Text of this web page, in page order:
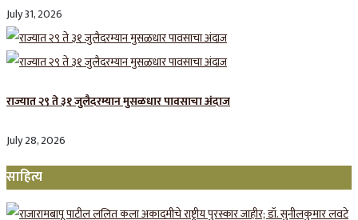
July 31, 2026
राज्यात २९ ते ३१ जुलैदरम्यान मुसळधार पावसाचा अंदाज
July 28, 2026
साहित्य